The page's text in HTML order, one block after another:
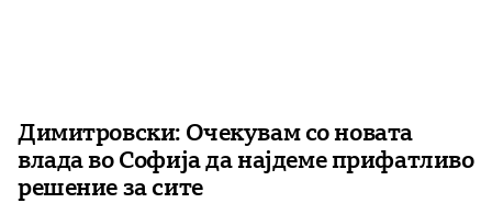
Димитровски: Очекувам со новата
влада во Софија да најдеме прифатливо
решение за сите